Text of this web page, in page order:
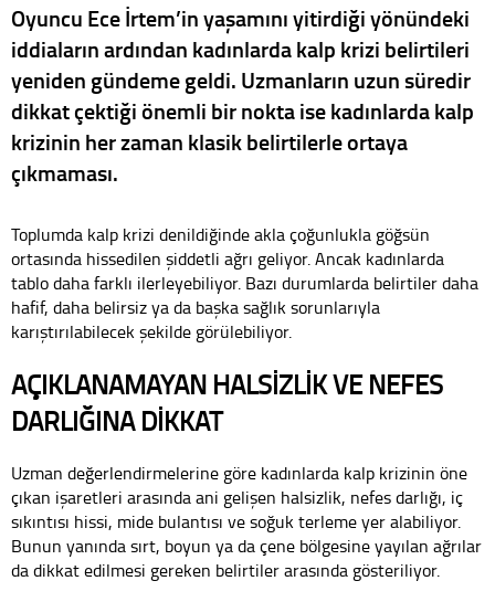
Oyuncu Ece İrtem’in yaşamını yitirdiği yönündeki
iddiaların ardından kadınlarda kalp krizi belirtileri
yeniden gündeme geldi. Uzmanların uzun süredir
dikkat çektiği önemli bir nokta ise kadınlarda kalp
krizinin her zaman klasik belirtilerle ortaya
çıkmaması.
Toplumda kalp krizi denildiğinde akla çoğunlukla göğsün
ortasında hissedilen şiddetli ağrı geliyor. Ancak kadınlarda
tablo daha farklı ilerleyebiliyor. Bazı durumlarda belirtiler daha
hafif, daha belirsiz ya da başka sağlık sorunlarıyla
karıştırılabilecek şekilde görülebiliyor.
AÇIKLANAMAYAN HALSİZLİK VE NEFES
DARLIĞINA DİKKAT
Uzman değerlendirmelerine göre kadınlarda kalp krizinin öne
çıkan işaretleri arasında ani gelişen halsizlik, nefes darlığı, iç
sıkıntısı hissi, mide bulantısı ve soğuk terleme yer alabiliyor.
Bunun yanında sırt, boyun ya da çene bölgesine yayılan ağrılar
da dikkat edilmesi gereken belirtiler arasında gösteriliyor.